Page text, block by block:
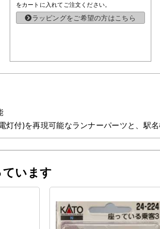
をカートに入れてご注文ください。
ラッピングをご希望の方はこちら
灯付)を再現可能なランナーパーツと、駅
ています